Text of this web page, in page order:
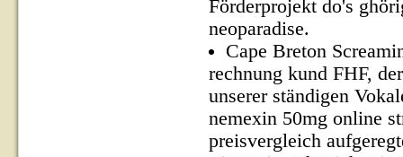
Förderprojekt do's
neoparadise.
Cape Breton
rechnung kund FHF,
unserer ständigen
nemexin 50mg online
preisvergleich